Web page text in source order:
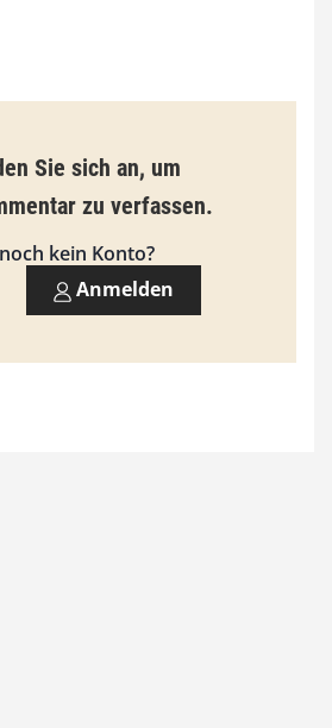
€
i
s
9
0
Sie sich an, um
zu verfassen.
kein Konto?
Anmelden